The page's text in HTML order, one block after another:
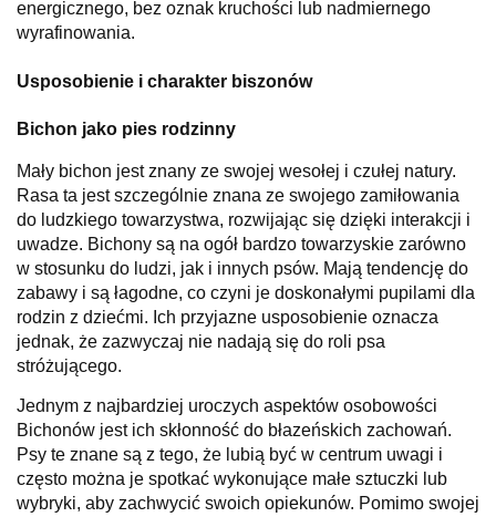
energicznego, bez oznak kruchości lub nadmiernego
wyrafinowania.
Usposobienie i charakter biszonów
Bichon jako pies rodzinny
Mały bichon jest znany ze swojej wesołej i czułej natury.
Rasa ta jest szczególnie znana ze swojego zamiłowania
do ludzkiego towarzystwa, rozwijając się dzięki interakcji i
uwadze. Bichony są na ogół bardzo towarzyskie zarówno
w stosunku do ludzi, jak i innych psów. Mają tendencję do
zabawy i są łagodne, co czyni je doskonałymi pupilami dla
rodzin z dziećmi. Ich przyjazne usposobienie oznacza
jednak, że zazwyczaj nie nadają się do roli psa
stróżującego.
Jednym z najbardziej uroczych aspektów osobowości
Bichonów jest ich skłonność do błazeńskich zachowań.
Psy te znane są z tego, że lubią być w centrum uwagi i
często można je spotkać wykonujące małe sztuczki lub
wybryki, aby zachwycić swoich opiekunów. Pomimo swojej